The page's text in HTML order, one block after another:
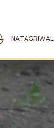
NATAGRIWAL